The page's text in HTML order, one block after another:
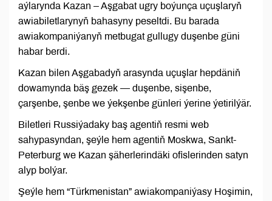
aýlarynda Kazan – Aşgabat ugry boýunça uçuşlaryň
awiabiletlarynyň bahasyny peseltdi. Bu barada
awiakompaniýanyň metbugat gullugy duşenbe güni
habar berdi.
Kazan bilen Aşgabadyň arasynda uçuşlar hepdäniň
dowamynda bäş gezek — duşenbe, sişenbe,
çarşenbe, şenbe we ýekşenbe günleri ýerine ýetirilýär.
Biletleri Russiýadaky baş agentiň resmi web
sahypasyndan, şeýle hem agentiň Moskwa, Sankt-
Peterburg we Kazan şäherlerindäki ofislerinden satyn
alyp bolýar.
Şeýle hem “Türkmenistan” awiakompaniýasy Hoşimin,